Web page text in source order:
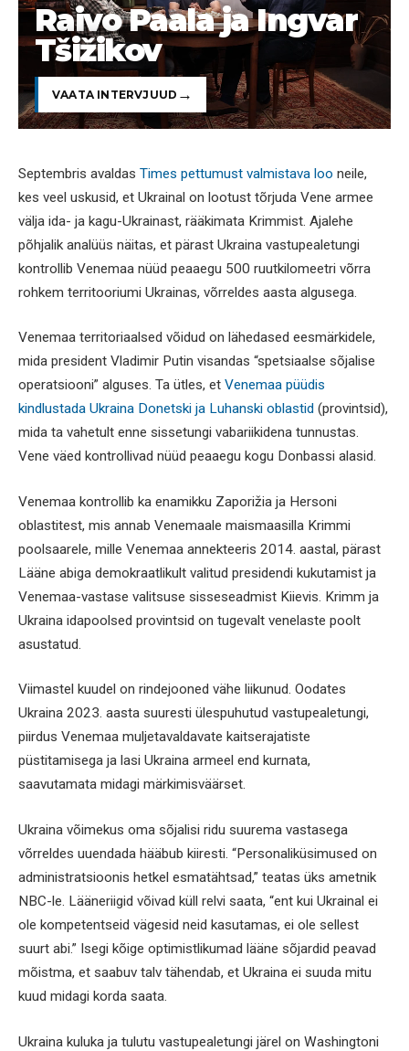
Raivo Paala ja Ingvar
Tšižikov
VAATA INTERVJUUD
Septembris avaldas Times pettumust valmistava loo neile,
kes veel uskusid, et Ukrainal on lootust tõrjuda Vene armee
välja ida- ja kagu-Ukrainast, rääkimata Krimmist. Ajalehe
põhjalik analüüs näitas, et pärast Ukraina vastupealetungi
kontrollib Venemaa nüüd peaaegu 500 ruutkilomeetri võrra
rohkem territooriumi Ukrainas, võrreldes aasta algusega.
Venemaa territoriaalsed võidud on lähedased eesmärkidele,
mida president Vladimir Putin visandas “spetsiaalse sõjalise
operatsiooni” alguses. Ta ütles, et Venemaa püüdis
kindlustada Ukraina Donetski ja Luhanski oblastid (provintsid),
mida ta vahetult enne sissetungi vabariikidena tunnustas.
Vene väed kontrollivad nüüd peaaegu kogu Donbassi alasid.
Venemaa kontrollib ka enamikku Zaporižia ja Hersoni
oblastitest, mis annab Venemaale maismaasilla Krimmi
poolsaarele, mille Venemaa annekteeris 2014. aastal, pärast
Lääne abiga demokraatlikult valitud presidendi kukutamist ja
Venemaa-vastase valitsuse sisseseadmist Kiievis. Krimm ja
Ukraina idapoolsed provintsid on tugevalt venelaste poolt
asustatud.
Viimastel kuudel on rindejooned vähe liikunud. Oodates
Ukraina 2023. aasta suuresti ülespuhutud vastupealetungi,
piirdus Venemaa muljetavaldavate kaitserajatiste
püstitamisega ja lasi Ukraina armeel end kurnata,
saavutamata midagi märkimisväärset.
Ukraina võimekus oma sõjalisi ridu suurema vastasega
võrreldes uuendada hääbub kiiresti. “Personaliküsimused on
administratsioonis hetkel esmatähtsad,” teatas üks ametnik
NBC-le. Lääneriigid võivad küll relvi saata, “ent kui Ukrainal ei
ole kompetentseid vägesid neid kasutamas, ei ole sellest
suurt abi.” Isegi kõige optimistlikumad lääne sõjardid peavad
mõistma, et saabuv talv tähendab, et Ukraina ei suuda mitu
kuud midagi korda saata.
Ukraina kuluka ja tulutu vastupealetungi järel on Washingtoni